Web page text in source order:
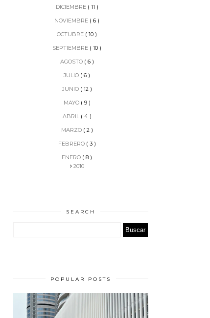
DICIEMBRE ( 11 )
NOVIEMBRE ( 6 )
OCTUBRE ( 10 )
SEPTIEMBRE ( 10 )
AGOSTO ( 6 )
JULIO ( 6 )
JUNIO ( 12 )
MAYO ( 9 )
ABRIL ( 4 )
MARZO ( 2 )
FEBRERO ( 3 )
ENERO ( 8 )
2010
SEARCH
POPULAR POSTS